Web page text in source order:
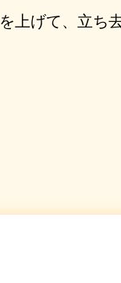
上げて、立ち去